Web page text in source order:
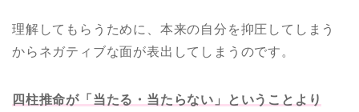
理解してもらうために、本来の自分を抑圧してしまう
からネガティブな面が表出してしまうのです。
四柱推命が「当たる・当たらない」ということより